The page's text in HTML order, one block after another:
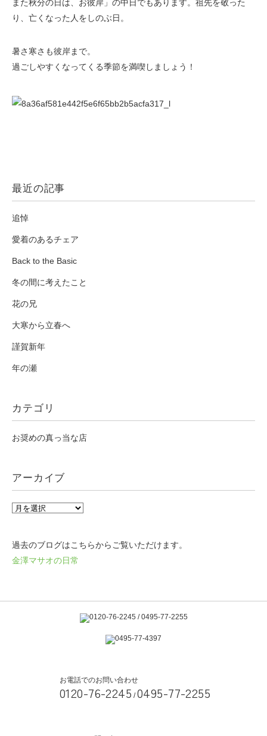
また秋分の日は、お彼岸」の中日でもあります。祖先を敬った
り、亡くなった人をしのぶ日。
暑さ寒さも彼岸まで。
過ごしやすくなってくる季節を満喫しましょう！
最近の記事
追悼
愛着のあるチェア
Back to the Basic
冬の間に考えたこと
花の兄
大寒から立春へ
謹賀新年
年の瀬
カテゴリ
お奨めの真っ当な店
アーカイブ
過去のブログはこちらからご覧いただけます。
金澤マサオの日常
お電話でのお問い合わせ
0120-76-2245 /0495-77-2255